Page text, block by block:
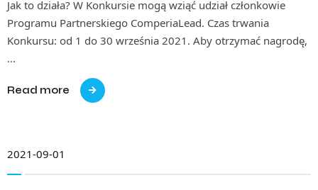
Jak to działa? W Konkursie mogą wziąć udział członkowie
Programu Partnerskiego ComperiaLead. Czas trwania
Konkursu: od 1 do 30 września 2021. Aby otrzymać nagrodę,
…
Read more
2021-09-01